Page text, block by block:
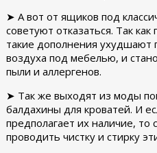
➤ А вот от ящиков под
советуют отказаться. Так
такие дополнения ухудшают
воздуха под мебелью, и
пыли и аллергенов.
➤ Так же выходят из моды
балдахины для кроватей. И
предполагает их наличие,
проводить чистку и стирку